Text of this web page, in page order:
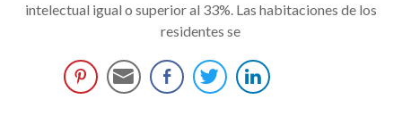
intelectual igual o superior al 33%. Las habitaciones de los
residentes se